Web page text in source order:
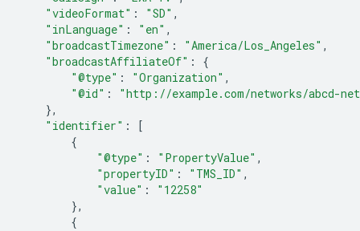
"videoFormat" : "SD" ,
"inLanguage" : "en" ,
"broadcastTimezone" : "America/Los_Angeles" ,
"broadcastAffiliateOf" :
{
"@type" : "Organization" ,
"@id" :
"http://example.com/networks/abcd-
},
"identifier" :
[
{
"@type" : "PropertyValue" ,
"propertyID" : "TMS_ID" ,
"value" :
"12258"
},
{